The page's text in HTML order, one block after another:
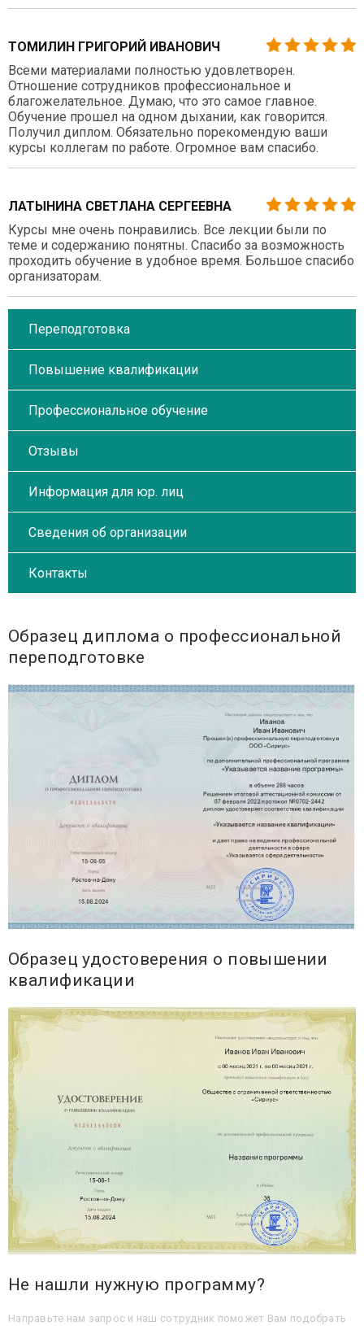
ТОМИЛИН ГРИГОРИЙ ИВАНОВИЧ
Всеми материалами полностью удовлетворен.
Отношение сотрудников профессиональное и
благожелательное. Думаю, что это самое главное.
Обучение прошел на одном дыхании, как говорится.
Получил диплом. Обязательно порекомендую ваши
курсы коллегам по работе. Огромное вам спасибо.
ЛАТЫНИНА СВЕТЛАНА СЕРГЕЕВНА
Курсы мне очень понравились. Все лекции были по
теме и содержанию понятны. Спасибо за возможность
проходить обучение в удобное время. Большое спасибо
организаторам.
Переподготовка
Повышение квалификации
Профессиональное обучение
Отзывы
Информация для юр. лиц
Сведения об организации
Контакты
Образец диплома о профессиональной
переподготовке
Образец удостоверения о повышении
квалификации
Не нашли нужную программу?
Направьте нам запрос и наш сотрудник поможет Вам подобрать